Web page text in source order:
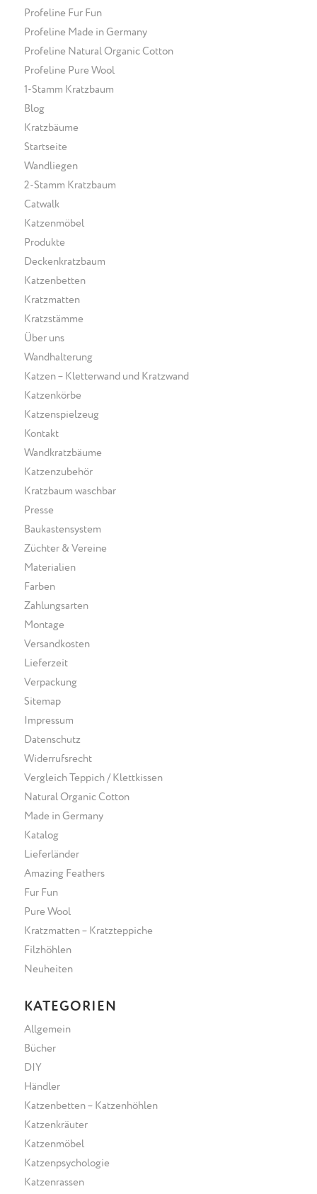
Profeline Fur Fun
Profeline Made in Germany
Profeline Natural Organic Cotton
Profeline Pure Wool
1-Stamm Kratzbaum
Blog
Kratzbäume
Startseite
Wandliegen
2-Stamm Kratzbaum
Catwalk
Katzenmöbel
Produkte
Deckenkratzbaum
Katzenbetten
Kratzmatten
Kratzstämme
Über uns
Wandhalterung
Katzen – Kletterwand und Kratzwand
Katzenkörbe
Katzenspielzeug
Kontakt
Wandkratzbäume
Katzenzubehör
Kratzbaum waschbar
Presse
Baukastensystem
Züchter & Vereine
Materialien
Farben
Zahlungsarten
Montage
Versandkosten
Lieferzeit
Verpackung
Sitemap
Impressum
Datenschutz
Widerrufsrecht
Vergleich Teppich / Klettkissen
Natural Organic Cotton
Made in Germany
Katalog
Lieferländer
Amazing Feathers
Fur Fun
Pure Wool
Kratzmatten – Kratzteppiche
Filzhöhlen
Neuheiten
KATEGORIEN
Allgemein
Bücher
DIY
Händler
Katzenbetten – Katzenhöhlen
Katzenkräuter
Katzenmöbel
Katzenpsychologie
Katzenrassen